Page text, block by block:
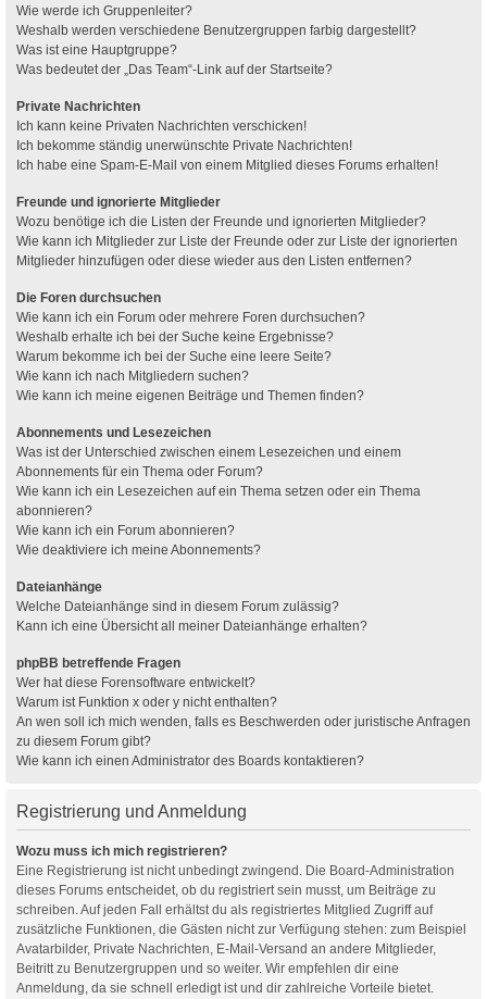
Wie werde ich Gruppenleiter?
Weshalb werden verschiedene Benutzergruppen farbig dargestellt?
Was ist eine Hauptgruppe?
Was bedeutet der „Das Team“-Link auf der Startseite?
Private Nachrichten
Ich kann keine Privaten Nachrichten verschicken!
Ich bekomme ständig unerwünschte Private Nachrichten!
Ich habe eine Spam-E-Mail von einem Mitglied dieses Forums erhalten!
Freunde und ignorierte Mitglieder
Wozu benötige ich die Listen der Freunde und ignorierten Mitglieder?
Wie kann ich Mitglieder zur Liste der Freunde oder zur Liste der ignorierten
Mitglieder hinzufügen oder diese wieder aus den Listen entfernen?
Die Foren durchsuchen
Wie kann ich ein Forum oder mehrere Foren durchsuchen?
Weshalb erhalte ich bei der Suche keine Ergebnisse?
Warum bekomme ich bei der Suche eine leere Seite?
Wie kann ich nach Mitgliedern suchen?
Wie kann ich meine eigenen Beiträge und Themen finden?
Abonnements und Lesezeichen
Was ist der Unterschied zwischen einem Lesezeichen und einem
Abonnements für ein Thema oder Forum?
Wie kann ich ein Lesezeichen auf ein Thema setzen oder ein Thema
abonnieren?
Wie kann ich ein Forum abonnieren?
Wie deaktiviere ich meine Abonnements?
Dateianhänge
Welche Dateianhänge sind in diesem Forum zulässig?
Kann ich eine Übersicht all meiner Dateianhänge erhalten?
phpBB betreffende Fragen
Wer hat diese Forensoftware entwickelt?
Warum ist Funktion x oder y nicht enthalten?
An wen soll ich mich wenden, falls es Beschwerden oder juristische Anfragen
zu diesem Forum gibt?
Wie kann ich einen Administrator des Boards kontaktieren?
Registrierung und Anmeldung
Wozu muss ich mich registrieren?
Eine Registrierung ist nicht unbedingt zwingend. Die Board-Administration
dieses Forums entscheidet, ob du registriert sein musst, um Beiträge zu
schreiben. Auf jeden Fall erhältst du als registriertes Mitglied Zugriff auf
zusätzliche Funktionen, die Gästen nicht zur Verfügung stehen: zum Beispiel
Avatarbilder, Private Nachrichten, E-Mail-Versand an andere Mitglieder,
Beitritt zu Benutzergruppen und so weiter. Wir empfehlen dir eine
Anmeldung, da sie schnell erledigt ist und dir zahlreiche Vorteile bietet.